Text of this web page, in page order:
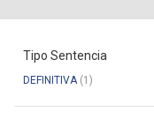
Sumarios del STJ
Tipo Sentencia
DEFINITIVA(1)